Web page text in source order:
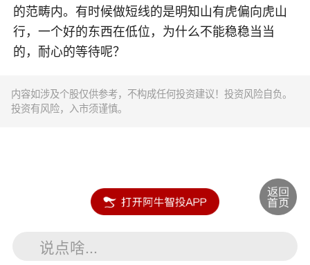
的范畴内。有时候做短线的是明知山有虎偏向虎山
行，一个好的东西在低位，为什么不能稳稳当当
的，耐心的等待呢？
内容如涉及个股仅供参考，不构成任何投资建议！投资风险自负。
投资有风险，入市须谨慎。
说点啥...